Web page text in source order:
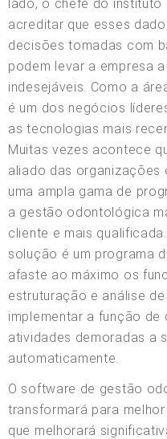
lado, o chefe do
acreditar que esses
decisões tomadas com
podem levar a empresa
indesejáveis. Como a
é um dos negócios
as tecnologias mais
Muitas vezes acontece
aliado das organizações
uma ampla gama de
a gestão odontológica
cliente e mais
solução é um programa
afaste ao máximo os
estruturação e análise
implementar a função
atividades demoradas a
automaticamente.
O software de gestão
transformará para
que melhorará